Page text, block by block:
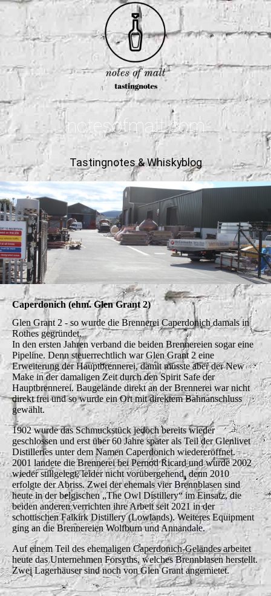
notesofmalt.com
Tastingnotes & Whiskyblog
Caperdonich (ehm. Glen Grant 2)
Glen Grant 2 - so wurde die Brennerei Caperdonich damals in
Rothes gegründet.
In den ersten Jahren verband die beiden Brennereien sogar eine
Pipeline. Denn steuerrechtlich war Glen Grant 2 eine
Erweiterung der Hauptbrennerei, damit musste aber der New
Make in der damaligen Zeit durch den Spirit Safe der
Hauptbrennerei. Baugelände direkt an der Brennerei war nicht
direkt frei und so wurde ein Ort mit direktem Bahnanschluss
gewählt.
1902 wurde das Schmuckstück jedoch bereits wieder
geschlossen und erst über 60 Jahre später als Teil der Glenlivet
Distilleries unter dem Namen Caperdonich wiedereröffnet.
2001 landete die Brennerei bei Pernod Ricard und wurde 2002
wieder stillgelegt, leider nicht vorübergehend, denn 2010
erfolgte der Abriss. Zwei der ehemals vier Brennblasen sind
heute in der belgischen „The Owl Distillery“ im Einsatz, die
beiden anderen verrichten ihre Arbeit seit 2021 in der
schottischen Falkirk Distillery (Lowlands). Weiteres Equipment
ging an die Brennereien Wolfburn und Annandale.
Auf einem Teil des ehemaligen Caperdonich-Geländes arbeitet
heute das Unternehmen Forsyths, welches Brennblasen herstellt.
Zwei Lagerhäuser sind noch von Glen Grant angemietet.